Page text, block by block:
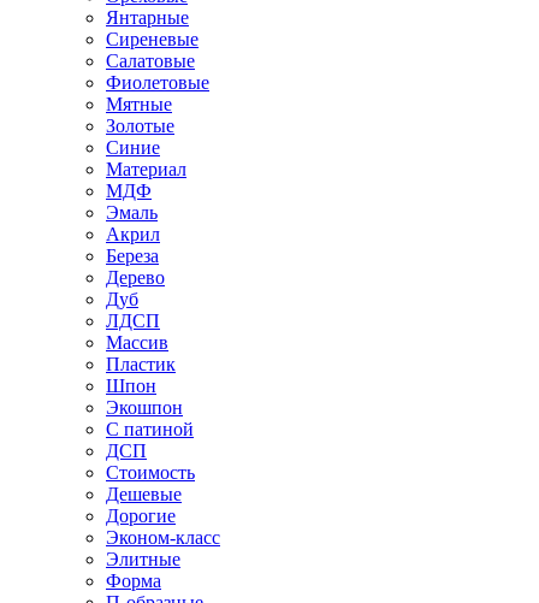
Янтарные
Сиреневые
Салатовые
Фиолетовые
Мятные
Золотые
Синие
Материал
МДФ
Эмаль
Акрил
Береза
Дерево
Дуб
ЛДСП
Массив
Пластик
Шпон
Экошпон
С патиной
ДСП
Стоимость
Дешевые
Дорогие
Эконом-класс
Элитные
Форма